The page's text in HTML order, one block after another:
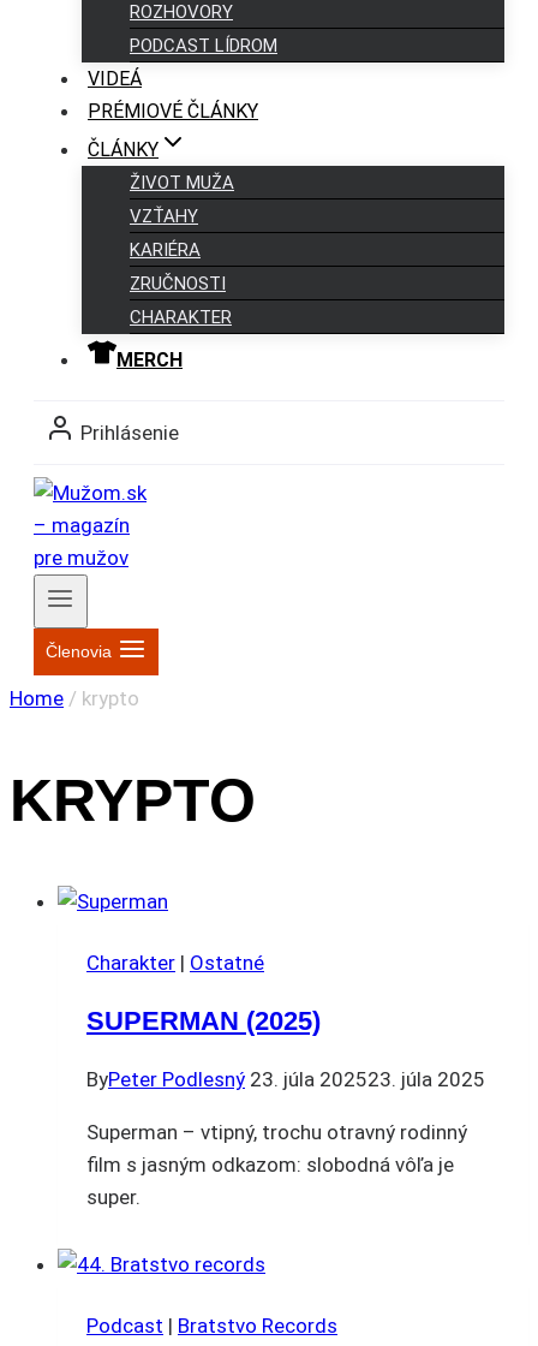
ROZHOVORY
PODCAST LÍDROM
VIDEÁ
PRÉMIOVÉ ČLÁNKY
ČLÁNKY
ŽIVOT MUŽA
VZŤAHY
KARIÉRA
ZRUČNOSTI
CHARAKTER
MERCH
Prihlásenie
Členovia
Home / krypto
KRYPTO
Charakter | Ostatné
SUPERMAN (2025)
ByPeter Podlesný 23. júla 202523. júla 2025
Superman – vtipný, trochu otravný rodinný
film s jasným odkazom: slobodná vôľa je
super.
Podcast | Bratstvo Records